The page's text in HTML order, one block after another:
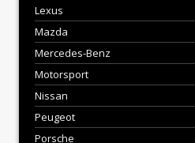
Lexus
Mazda
Mercedes-Benz
Motorsport
Nissan
Peugeot
Porsche